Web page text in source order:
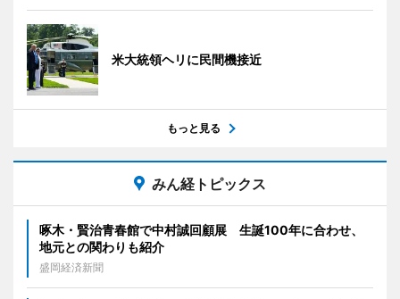
米大統領ヘリに民間機接近
もっと見る
みん経トピックス
啄木・賢治青春館で中村誠回顧展 生誕100年に合わせ、
地元との関わりも紹介
盛岡経済新聞